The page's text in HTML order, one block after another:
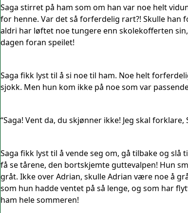
Saga stirret på ham som om han var noe helt
for henne. Var det så forferdelig rart?! Skulle
aldri har løftet noe tungere enn skolekofferten
dagen foran speilet!
Saga fikk lyst til å si noe til ham. Noe helt
sjokk. Men hun kom ikke på noe som var
“Saga! Vent da, du skjønner ikke! Jeg skal
Saga fikk lyst til å vende seg om, gå tilbake og slå
få se tårene, den bortskjemte guttevalpen! Hun
gråt. Ikke over Adrian, skulle Adrian være noe å
som hun hadde ventet på så lenge, og som har
ham hele sommeren!